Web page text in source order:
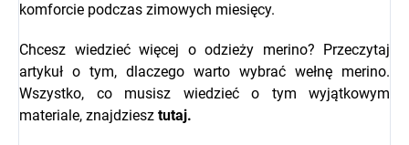
komforcie podczas zimowych miesięcy.
Chcesz wiedzieć więcej o odzieży merino? Przeczytaj
artykuł o tym, dlaczego warto wybrać wełnę merino.
Wszystko, co musisz wiedzieć o tym wyjątkowym
materiale, znajdziesz tutaj.